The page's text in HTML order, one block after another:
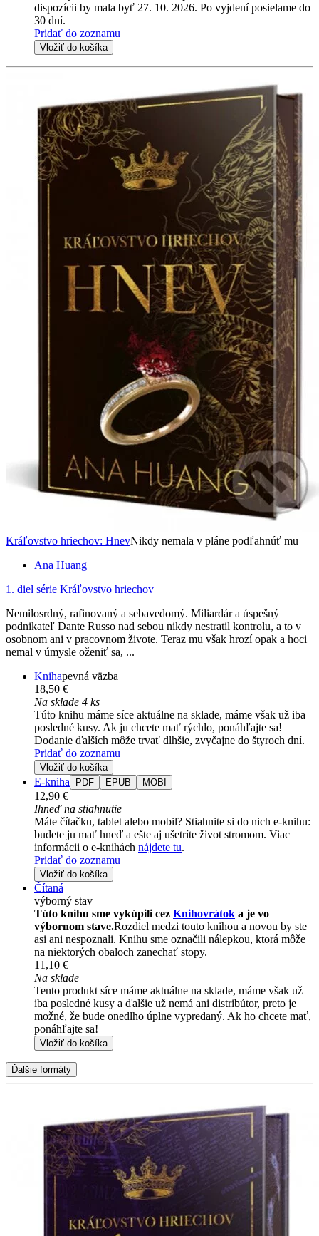
dispozícii by mala byť 27. 10. 2026. Po vyjdení posielame do
30 dní.
Pridať do zoznamu
Vložiť do košíka
Kráľovstvo hriechov: HnevNikdy nemala v pláne podľahnúť mu
Ana Huang
1. diel série Kráľovstvo hriechov
Nemilosrdný, rafinovaný a sebavedomý. Miliardár a úspešný
podnikateľ Dante Russo nad sebou nikdy nestratil kontrolu, a to v
osobnom ani v pracovnom živote. Teraz mu však hrozí opak a hoci
nemal v úmysle oženiť sa, ...
Knihapevná väzba
18,50 €
Na sklade 4 ks
Túto knihu máme síce aktuálne na sklade, máme však už iba
posledné kusy. Ak ju chcete mať rýchlo, ponáhľajte sa!
Dodanie ďalších môže trvať dlhšie, zvyčajne do štyroch dní.
Pridať do zoznamu
Vložiť do košíka
E-kniha PDF EPUB MOBI
12,90 €
Ihneď na stiahnutie
Máte čítačku, tablet alebo mobil? Stiahnite si do nich e-knihu:
budete ju mať hneď a ešte aj ušetríte život stromom. Viac
informácii o e-knihách nájdete tu.
Pridať do zoznamu
Vložiť do košíka
Čítaná
výborný stav
Túto knihu sme vykúpili cez Knihovrátok a je vo
výbornom stave.Rozdiel medzi touto knihou a novou by ste
asi ani nespoznali. Knihu sme označili nálepkou, ktorá môže
na niektorých obaloch zanechať stopy.
11,10 €
Na sklade
Tento produkt síce máme aktuálne na sklade, máme však už
iba posledné kusy a ďalšie už nemá ani distribútor, preto je
možné, že bude onedlho úplne vypredaný. Ak ho chcete mať,
ponáhľajte sa!
Vložiť do košíka
Ďalšie formáty